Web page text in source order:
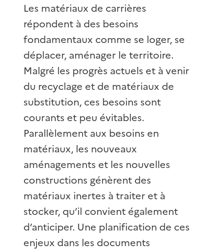
Les matériaux de carrières
répondent à des besoins
fondamentaux comme se loger, se
déplacer, aménager le territoire.
Malgré les progrès actuels et à venir
du recyclage et de matériaux de
substitution, ces besoins sont
courants et peu évitables.
Parallèlement aux besoins en
matériaux, les nouveaux
aménagements et les nouvelles
constructions génèrent des
matériaux inertes à traiter et à
stocker, qu’il convient également
d’anticiper. Une planification de ces
enjeux dans les documents